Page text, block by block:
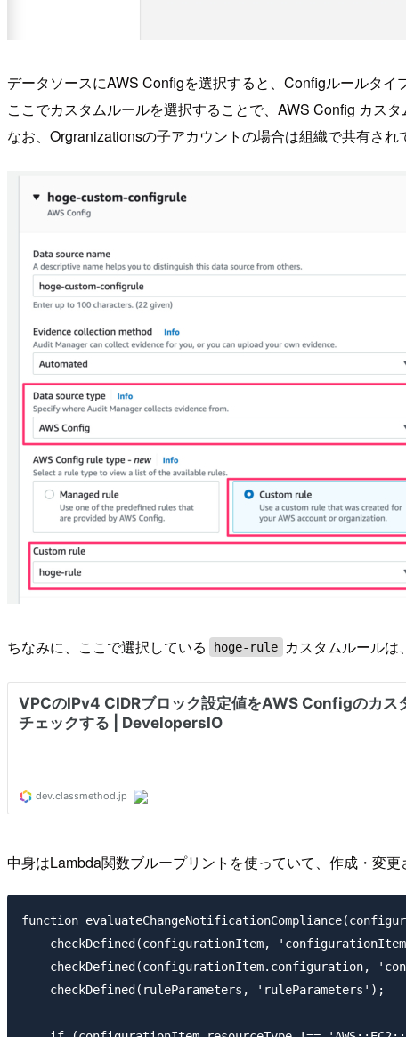
データソースにAWS Configを選択すると、Configルールタイ
ここでカスタムルールを選択することで、AWS Config カス
なお、Orgranizationsの子アカウントの場合は組織で共有され
ちなみに、ここで選択している hoge-rule カスタムルールは
中身はLambda関数ブループリントを使っていて、作成・変
function
checkDefined(configurationItem,
checkDefined(configurationItem.configuration,
    checkDefined(ruleParameters, 'ruleParameters');